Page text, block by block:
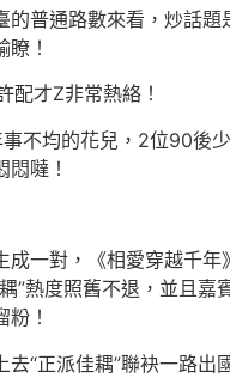
的普通路數來看，炒話題
瞭！
配才Z非常熱絡！
不均的花兒，2位90後
悶噠！
成一對，《相愛穿越千年》
”熱度照舊不退，並且嘉
粉！
去“正派佳耦”聯袂一路出